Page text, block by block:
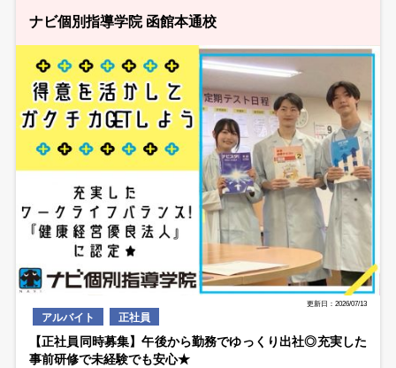
ナビ個別指導学院 函館本通校
更新日：2026/07/13
アルバイト 正社員
【正社員同時募集】午後から勤務でゆっくり出社◎充実した
事前研修で未経験でも安心★